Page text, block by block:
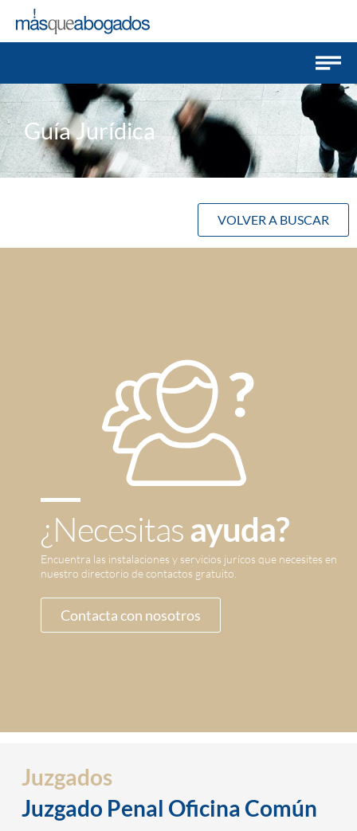
Guía Jurídica
VOLVER A BUSCAR
¿Necesitasayuda?
Encuentra las instalaciones y servicios jurícos que necesites en
nuestro directorio de contactos gratuito.
Contacta con nosotros
Juzgados
Juzgado Penal Oficina Común